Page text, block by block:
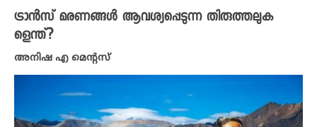
ട്രാൻസ് മരണങ്ങൾ ആവശ്യപ്പെടുന്ന തിരുത്തലുക
ളെന്ത്?
അനിഷ എ മെന്റസ്